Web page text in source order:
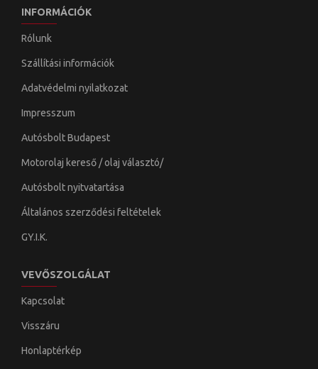
INFORMÁCIÓK
Rólunk
Szállítási információk
Adatvédelmi nyilatkozat
Impresszum
Autósbolt Budapest
Motorolaj kereső / olaj választó/
Autósbolt nyitvatartása
Általános szerződési feltételek
GY.I.K.
VEVŐSZOLGÁLAT
Kapcsolat
Visszáru
Honlaptérkép